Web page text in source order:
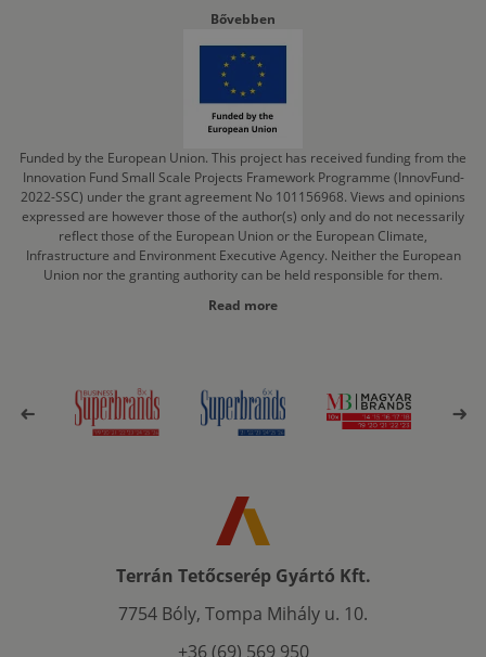
Bővebben
Funded by the European Union. This project has received funding from the
Innovation Fund Small Scale Projects Framework Programme (InnovFund-
2022-SSC) under the grant agreement No 101156968. Views and opinions
expressed are however those of the author(s) only and do not necessarily
reflect those of the European Union or the European Climate,
Infrastructure and Environment Executive Agency. Neither the European
Union nor the granting authority can be held responsible for them.
Read more
Terrán Tetőcserép Gyártó Kft.
7754 Bóly, Tompa Mihály u. 10.
+36 (69) 569 950